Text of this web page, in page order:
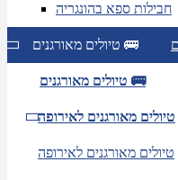
חבילות ספא בהונגריה
טיולים מאורגנים 🚌
טיולים מאורגנים 🚌
טיולים מאורגנים לאירופה
טיולים מאורגנים לאירופה